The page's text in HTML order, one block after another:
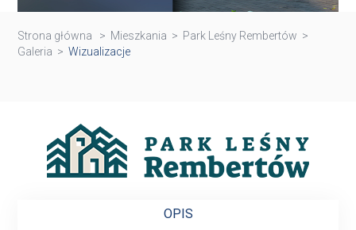
Strona główna > Mieszkania > Park Leśny Rembertów >
Galeria >Wizualizacje
OPIS